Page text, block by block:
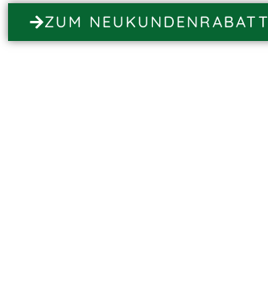
ZUM NEUKUNDENRABATT